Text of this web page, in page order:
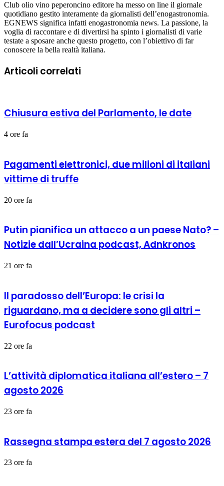
Club olio vino peperoncino editore ha messo on line il giornale
quotidiano gestito interamente da giornalisti dell’enogastronomia.
EGNEWS significa infatti enogastronomia news. La passione, la
voglia di raccontare e di divertirsi ha spinto i giornalisti di varie
testate a sposare anche questo progetto, con l’obiettivo di far
conoscere la bella realtà italiana.
Articoli correlati
Chiusura estiva del Parlamento, le date
4 ore fa
Pagamenti elettronici, due milioni di italiani
vittime di truffe
20 ore fa
Putin pianifica un attacco a un paese Nato? –
Notizie dall’Ucraina podcast, Adnkronos
21 ore fa
Il paradosso dell’Europa: le crisi la
riguardano, ma a decidere sono gli altri –
Eurofocus podcast
22 ore fa
L’attività diplomatica italiana all’estero – 7
agosto 2026
23 ore fa
Rassegna stampa estera del 7 agosto 2026
23 ore fa